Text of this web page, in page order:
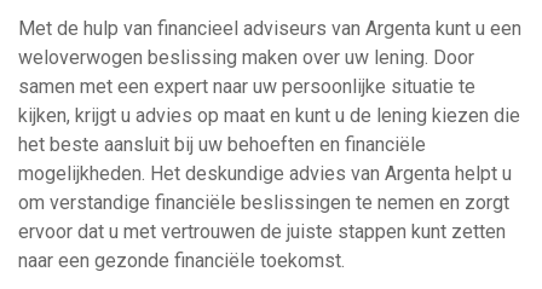
Met de hulp van financieel adviseurs van Argenta kunt u een
weloverwogen beslissing maken over uw lening. Door
samen met een expert naar uw persoonlijke situatie te
kijken, krijgt u advies op maat en kunt u de lening kiezen die
het beste aansluit bij uw behoeften en financiële
mogelijkheden. Het deskundige advies van Argenta helpt u
om verstandige financiële beslissingen te nemen en zorgt
ervoor dat u met vertrouwen de juiste stappen kunt zetten
naar een gezonde financiële toekomst.